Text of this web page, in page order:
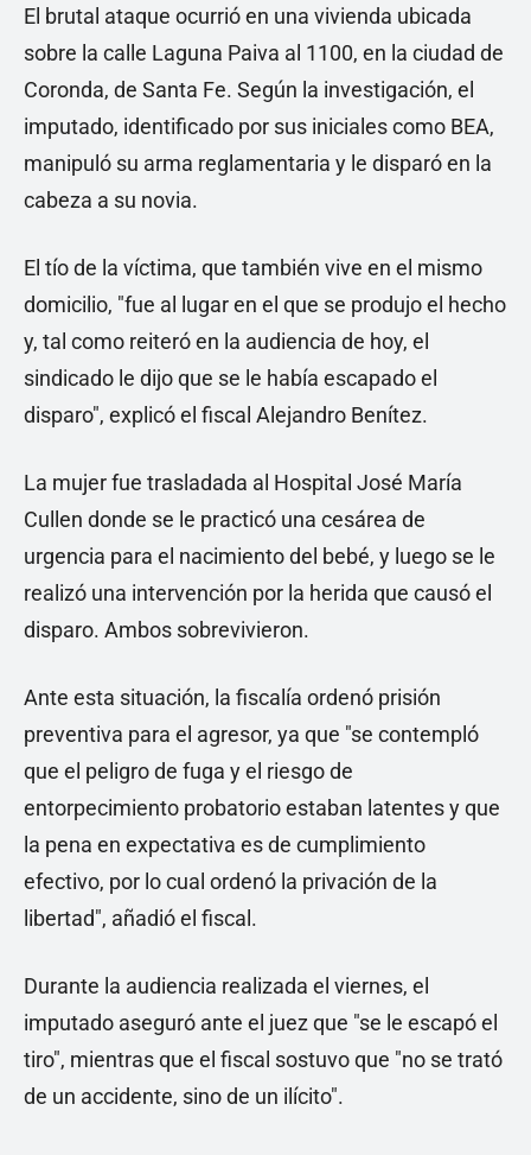
El brutal ataque ocurrió en una vivienda ubicada
sobre la calle Laguna Paiva al 1100, en la ciudad de
Coronda, de Santa Fe. Según la investigación, el
imputado, identificado por sus iniciales como BEA,
manipuló su arma reglamentaria y le disparó en la
cabeza a su novia.
El tío de la víctima, que también vive en el mismo
domicilio, "fue al lugar en el que se produjo el hecho
y, tal como reiteró en la audiencia de hoy, el
sindicado le dijo que se le había escapado el
disparo", explicó el fiscal Alejandro Benítez.
La mujer fue trasladada al Hospital José María
Cullen donde se le practicó una cesárea de
urgencia para el nacimiento del bebé, y luego se le
realizó una intervención por la herida que causó el
disparo. Ambos sobrevivieron.
Ante esta situación, la fiscalía ordenó prisión
preventiva para el agresor, ya que "se contempló
que el peligro de fuga y el riesgo de
entorpecimiento probatorio estaban latentes y que
la pena en expectativa es de cumplimiento
efectivo, por lo cual ordenó la privación de la
libertad", añadió el fiscal.
Durante la audiencia realizada el viernes, el
imputado aseguró ante el juez que "se le escapó el
tiro", mientras que el fiscal sostuvo que "no se trató
de un accidente, sino de un ilícito".